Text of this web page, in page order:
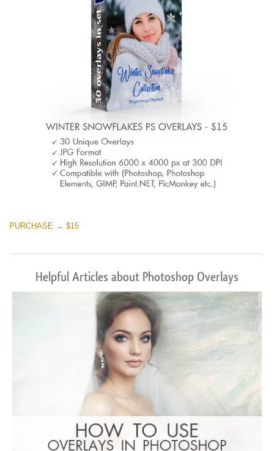
PURCHASE → $15
Helpful Articles about Photoshop Overlays